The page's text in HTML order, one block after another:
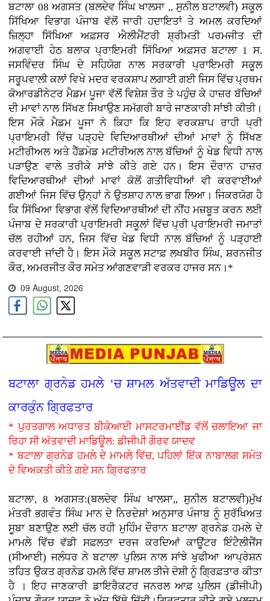
ਬਟਾਲਾ 08 ਅਗਸਤ (ਬਲਦੇਵ ਸਿੰਘ ਖਾਲਸਾ ,, ਸੁਨੀਲ ਬਟਾਲਵੀ) ਸਕੂਲ
ਸਿੱਖਿਆ ਵਿਭਾਗ ਪੰਜਾਬ ਵੱਲੋਂ ਜਾਰੀ ਹਦਾਇਤਾਂ ਤੇ ਅਮਲ ਕਰਦਿਆਂ
ਜ਼ਿਲ੍ਹਾ ਸਿੱਖਿਆ ਅਫ਼ਸਰ ਐਲੀਮੈਂਟਰੀ ਸ਼੍ਰੀਮਤੀ ਪਰਮਜੀਤ ਦੀ
ਅਗਵਾਈ ਹੇਠ ਬਲਾਕ ਪ੍ਰਾਇਮਰੀ ਸਿੱਖਿਆ ਅਫ਼ਸਰ ਬਟਾਲਾ 1 ਸ.
ਜਸਵਿੰਦਰ ਸਿੰਘ ਦੇ ਸਹਿਯੋਗ ਨਾਲ ਸਰਕਾਰੀ ਪ੍ਰਾਇਮਰੀ ਸਕੂਲ
ਸਰੂਪਵਾਲੀ ਕਲਾਂ ਵਿਖੇ ਮਦਰ ਵਰਕਸ਼ਾਪ ਲਗਾਈ ਗਈ ਜਿਸ ਵਿੱਚ ਪ੍ਰਥਮ
ਕੋਆਰਡੀਨੇਟਰ ਮੈਡਮ ਪੂਜਾ ਵੱਲੋਂ ਵਿਸ਼ੇਸ਼ ਤੌਰ ਤੇ ਪਹੁੰਚ ਕੇ ਹਾਜ਼ਰ ਬੱਚਿਆਂ
ਦੀ ਮਾਵਾਂ ਨਾਲ ਸਿੱਖਣ ਸਿਖਾਉਣ ਸਮੱਗਰੀ ਬਾਰੇ ਜਾਣਕਾਰੀ ਸਾਂਝੀ ਕੀਤੀ।
ਇਸ ਮੌਕੇ ਮੈਡਮ ਪੂਜਾ ਨੇ ਕਿਹਾ ਕਿ ਇਹ ਵਰਕਸ਼ਾਪ ਰਾਹੀ ਪ੍ਰੀ
ਪ੍ਰਾਇਮਰੀ ਵਿੱਚ ਪੜ੍ਹਦੇ ਵਿਦਿਆਰਥੀਆਂ ਦੀਆਂ ਮਾਵਾਂ ਨੂੰ ਸਿੱਖਣ
ਮਟੀਰੀਅਲ ਅਤੇ ਹੈੱਡਮੇਡ ਮਟੀਰੀਅਲ ਨਾਲ ਬੱਚਿਆਂ ਨੂੰ ਖੇਡ ਵਿਧੀ ਨਾਲ
ਪੜਾਉਣ ਵਾਲੇ ਤਰੀਕੇ ਸਾਂਝੇ ਕੀਤੇ ਗਏ ਹਨ। ਇਸ ਦੌਰਾਨ ਹਾਜ਼ਰ
ਵਿਦਿਆਰਥੀਆਂ ਦੀਆਂ ਮਾਵਾਂ ਕੋਲੋਂ ਗਤੀਵਿਧੀਆਂ ਵੀ ਕਰਵਾਈਆਂ
ਗਈਆਂ ਜਿਸ ਵਿੱਚ ਉਨ੍ਹਾਂ ਨੇ ਉਤਸ਼ਾਹ ਨਾਲ ਭਾਗ ਲਿਆ। ਜਿਕਰਯੋਗ ਹੈ
ਕਿ ਸਿੱਖਿਆ ਵਿਭਾਗ ਵੱਲੋਂ ਵਿਦਿਆਰਥੀਆਂ ਦੀ ਨੀਂਹ ਮਜ਼ਬੂਤ ਕਰਨ ਲਈ
ਪੰਜਾਬ ਦੇ ਸਰਕਾਰੀ ਪ੍ਰਾਇਮਰੀ ਸਕੂਲਾਂ ਵਿੱਚ ਪ੍ਰੀ ਪ੍ਰਾਇਮਰੀ ਜਮਾਤਾਂ
ਚੱਲ ਰਹੀਆਂ ਹਨ, ਜਿਸ ਵਿੱਚ ਖੇਡ ਵਿਧੀ ਨਾਲ ਬੱਚਿਆਂ ਨੂੰ ਪੜ੍ਹਾਈ
ਕਰਵਾਈ ਜਾਂਦੀ ਹੈ। ਇਸ ਮੌਕੇ ਸਕੂਲ ਸਟਾਫ਼ ਲਖਬੀਰ ਸਿੰਘ, ਸ਼ਰਨਜੀਤ
ਕੌਰ, ਅਮਰਜੀਤ ਕੌਰ ਸਮੇਤ ਆਂਗਣਵਾੜੀ ਵਰਕਰ ਹਾਜਰ ਸਨ।*
09 August, 2026
ਬਟਾਲਾ ਗ੍ਰਨੇਡ ਹਮਲੇ ’ਚ ਸ਼ਾਮਲ ਅੱਤਵਾਦੀ ਮਾਡਿਊਲ ਦਾ
ਕਾਰਕੁੰਨ ਗ੍ਰਿਫਤਾਰ
* ਪੁਰਤਗਾਲ ਅਧਾਰਤ ਬੀਕੇਆਈ ਮਾਸਟਰਮਾਈਂਡ ਵੱਲੋਂ ਚਲਾਇਆ ਜਾ
ਰਿਹਾ ਸੀ ਅੱਤਵਾਦੀ ਮਾਡਿਊਲ: ਡੀਜੀਪੀ ਗੌਰਵ ਯਾਦਵ
* ਬਟਾਲਾ ਗ੍ਰਨੇਡ ਹਮਲੇ ਦੇ ਮਾਮਲੇ ਵਿੱਚ, ਪਹਿਲਾਂ ਇੱਕ ਨਾਬਾਲਗ ਸਮੇਤ
ਦੋ ਵਿਅਕਤੀ ਕੀਤੇ ਗਏ ਸਨ ਗ੍ਰਿਫਤਾਰ
ਬਟਾਲਾ, 8 ਅਗਸਤ:(ਬਲਦੇਵ ਸਿੰਘ ਖਾਲਸਾ,, ਸੁਨੀਲ ਬਟਾਲਵੀ)ਮੁੱਖ
ਮੰਤਰੀ ਭਗਵੰਤ ਸਿੰਘ ਮਾਨ ਦੇ ਨਿਰਦੇਸ਼ਾਂ ਅਨੁਸਾਰ ਪੰਜਾਬ ਨੂੰ ਸੁਰੱਖਿਅਤ
ਸੂਬਾ ਬਣਾਉਣ ਲਈ ਚੱਲ ਰਹੀ ਮੁਹਿੰਮ ਦੌਰਾਨ ਬਟਾਲਾ ਗ੍ਰਨੇਡ ਹਮਲੇ ਦੇ
ਮਾਮਲੇ ਵਿੱਚ ਵੱਡੀ ਸਫ਼ਲਤਾ ਦਰਜ ਕਰਦਿਆਂ ਕਾਊਂਟਰ ਇੰਟੈਲੀਜੈਂਸ
(ਸੀਆਈ) ਜਲੰਧਰ ਨੇ ਬਟਾਲਾ ਪੁਲਿਸ ਨਾਲ ਸਾਂਝੇ ਖੁਫੀਆ ਆਪ੍ਰੇਸ਼ਨ
ਤਹਿਤ ਉਕਤ ਗ੍ਰਨੇਡ ਹਮਲੇ ਵਿੱਚ ਸ਼ਾਮਲ ਤੀਜੇ ਦੋਸ਼ੀ ਨੂੰ ਗ੍ਰਿਫ਼ਤਾਰ ਕੀਤਾ
ਹੈ । ਇਹ ਜਾਣਕਾਰੀ ਡਾਇਰੈਕਟਰ ਜਨਰਲ ਆਫ਼ ਪੁਲਿਸ (ਡੀਜੀਪੀ)